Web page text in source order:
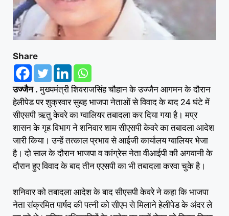
Share
उज्जैन . मुख्यमंत्री शिवराजसिंह चौहान के उज्जैन आगमन के दौरान
हेलीपेड पर शुक्रवार सुबह भाजपा नेताओं से विवाद के बाद 24 घंटे में
सीएसपी ऋतु केवरे का ग्वालियर तबादला कर दिया गया है। मप्र
शासन के गृह विभाग ने शनिवार शाम सीएसपी केवरे का तबादला आदेश
जारी किया। उन्हें तत्काल प्रभाव से आईजी कार्यालय ग्वालियर भेजा
है। दो साल के दौरान भाजपा व कांग्रेस नेता वीआईपी की अगवानी के
दौरान हुए विवाद के बाद तीन एएसपी का भी तबादला करवा चुके है।
शनिवार को तबादला आदेश के बाद सीएसपी केवरे ने कहा कि भाजपा
नेता संक्रमित पार्षद की पत्नी को सीएम से मिलाने हेलीपेड के अंदर ले